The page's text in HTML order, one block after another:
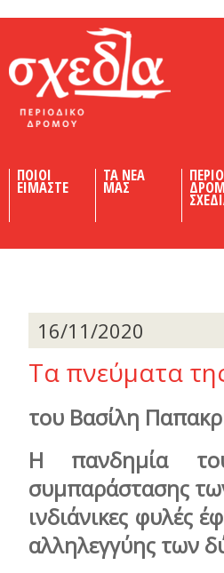
ΠΟΙΟΙ
ΕΙΜΑΣΤΕ
ΤΑ ΝΕΑ
ΜΑΣ
16/11/2020
Τα πνεύματα
του Βασίλη
Η πανδημία
συμπαράστασης
ινδιάνικες φυλές
αλληλεγγύης των